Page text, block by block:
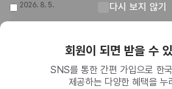
2026. 8. 5.
2026. 8. 3.
다시 보지 않기
회원이 되면 받을 수
SNS를 통한 간편 가입으로 한
제공하는 다양한 혜택을 누